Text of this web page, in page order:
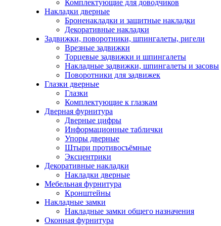
Комплектующие для доводчиков
Накладки дверные
Броненакладки и защитные накладки
Декоративные накладки
Задвижки, поворотники, шпингалеты, ригели
Врезные задвижки
Торцевые задвижки и шпингалеты
Накладные задвижки, шпингалеты и засовы
Поворотники для задвижек
Глазки дверные
Глазки
Комплектующие к глазкам
Дверная фурнитура
Дверные цифры
Информационные таблички
Упоры дверные
Штыри противосъёмные
Эксцентрики
Декоративные накладки
Накладки дверные
Мебельная фурнитура
Кронштейны
Накладные замки
Накладные замки общего назначения
Оконная фурнитура